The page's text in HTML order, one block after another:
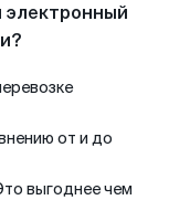
электронный
от и до
выгоднее чем